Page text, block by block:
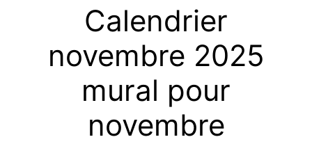
Calendrier
novembre 2025
mural pour
novembre